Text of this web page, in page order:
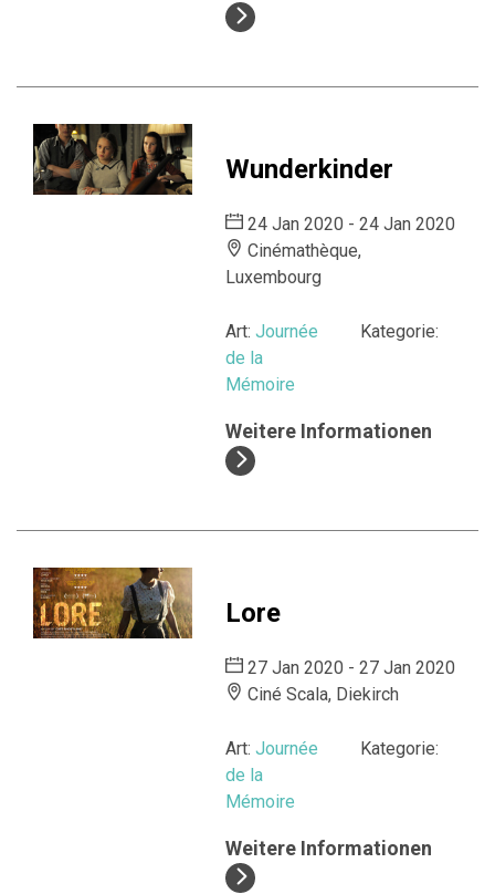
Wunderkinder
24 Jan 2020 - 24 Jan 2020
Cinémathèque,
Luxembourg
Art:Journée
de la
Mémoire
Kategorie:
Weitere Informationen
Lore
27 Jan 2020 - 27 Jan 2020
Ciné Scala, Diekirch
Art:Journée
de la
Mémoire
Kategorie:
Weitere Informationen